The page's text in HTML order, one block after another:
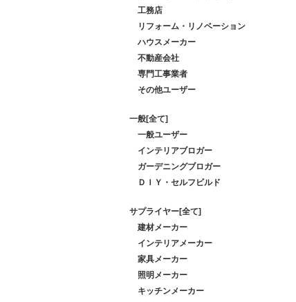
工務店
リフォーム・リノベーション
ハウスメーカー
不動産会社
専門工事業者
その他ユーザー
一般[全て]
一般ユーザー
インテリアブロガー
ガーデニングブロガー
ＤＩＹ・セルフビルド
サプライヤー[全て]
建材メーカー
インテリアメーカー
家具メーカー
照明メーカー
キッチンメーカー